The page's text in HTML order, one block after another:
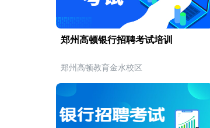
郑州高顿银行招聘考试培训
郑州高顿教育金水校区